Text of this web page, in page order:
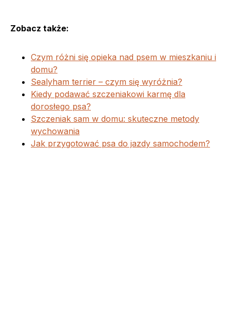
Zobacz także:
Czym różni się opieka nad psem w mieszkaniu i
domu?
Sealyham terrier – czym się wyróżnia?
Kiedy podawać szczeniakowi karmę dla
dorosłego psa?
Szczeniak sam w domu: skuteczne metody
wychowania
Jak przygotować psa do jazdy samochodem?